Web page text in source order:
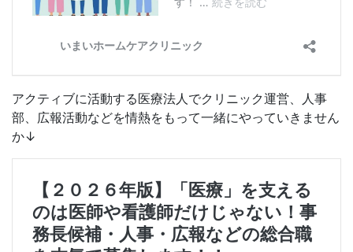
アクティブに活動する医療法人でクリニック運営、人事
部、広報活動などを情熱をもって一緒にやっていきません
か↓